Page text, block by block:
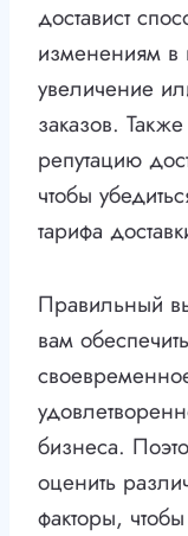
доставист
изменениям в
увеличение
заказов.
репутацию
чтобы
тарифа
Правильный
вам
бизнеса.
оценить
факторы,